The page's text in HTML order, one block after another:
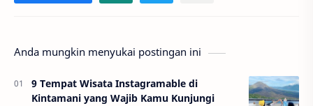
Anda mungkin menyukai postingan ini
9 Tempat Wisata Instagramable di
Kintamani yang Wajib Kamu Kunjungi